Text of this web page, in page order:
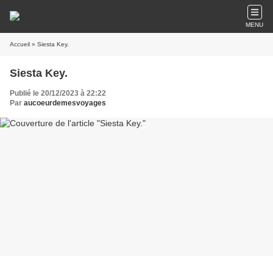
MENU
Accueil » Siesta Key.
Siesta Key.
Publié le 20/12/2023 à 22:22
Par aucoeurdemesvoyages